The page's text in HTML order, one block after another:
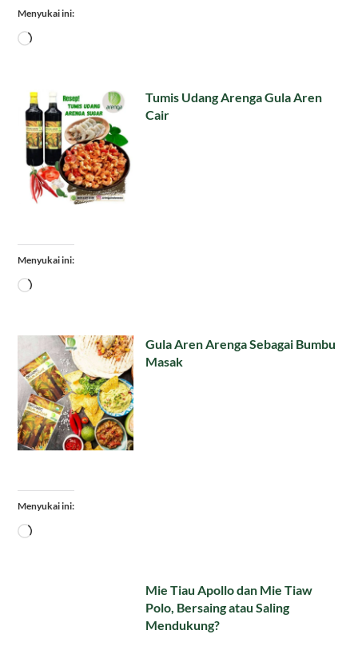
Menyukai ini:
Memuat...
Tumis Udang Arenga Gula Aren
Cair
Menyukai ini:
Memuat...
Gula Aren Arenga Sebagai Bumbu
Masak
Menyukai ini:
Memuat...
Mie Tiau Apollo dan Mie Tiaw
Polo, Bersaing atau Saling
Mendukung?